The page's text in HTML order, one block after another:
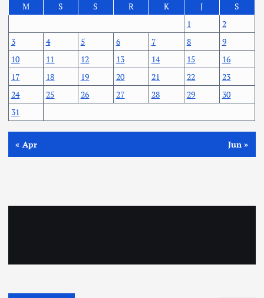
M
S S R K J
S
1
2
3
4 5 6 7 8
9
10
11 12 13 14 15
16
17
18 19 20 21 22
23
24
25 26 27 28 29
30
31
« Apr Jun »